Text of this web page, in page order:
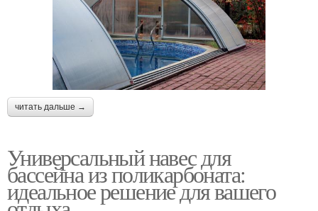
читать дальше →
Универсальный навес для
бассейна из поликарбоната:
идеальное решение для вашего